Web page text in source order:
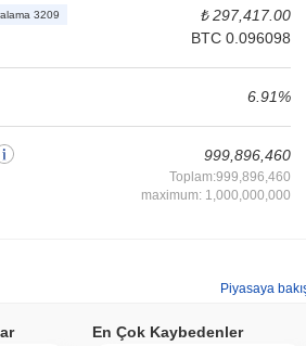
3209
₺ 297,417.00
BTC 0.096098
6.91%
999,896,460
Toplam:999,896,460
maximum: 1,000,000,000
Piyasaya
En Çok Kaybedenler